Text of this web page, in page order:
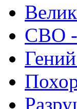
СВО -